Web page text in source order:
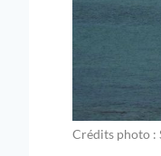
Crédits photo :